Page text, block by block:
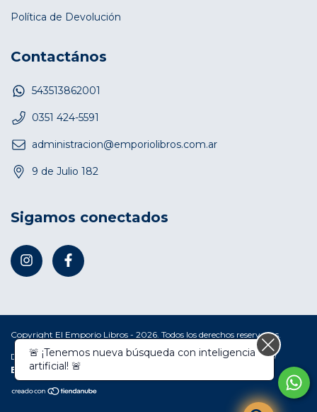
Política de Devolución
Contactános
543513862001
0351 424-5591
administracion@emporiolibros.com.ar
9 de Julio 182
Sigamos conectados
Copyright El Emporio Libros - 2026. Todos los derechos reservados.
Defensa de las y los consumidores. Para reclamos ingresá acá. /
Botón de arrepentimiento
🚨 ¡Tenemos nueva búsqueda con inteligencia
artificial! 🚨